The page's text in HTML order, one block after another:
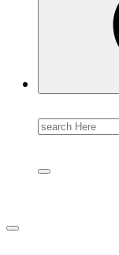
Search
for: